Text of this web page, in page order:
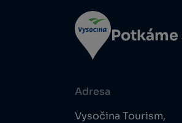
Potkáme
Adresa
Vysočina Tourism,